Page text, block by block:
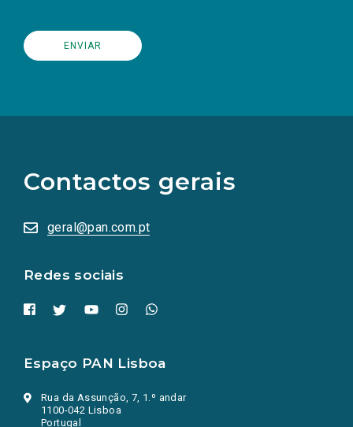
Contactos gerais
geral@pan.com.pt
Redes sociais
redes
sociais
numa
nova
Espaço PAN Lisboa
Rua da Assunção, 7, 1.º andar
1100-042 Lisboa
Portugal